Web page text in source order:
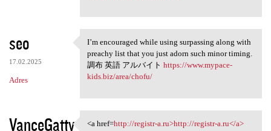
seo
17.02.2025
Adres
I’m encouraged while using
I’m encouraged while using surpassing along with
preachy list that you just adorn such minor timing.
調布 英語 アルバイト https://www.mypace-
kids.biz/area/chofu/
VanceGatty <a href=http://registr-a.ru>http://registr-a.ru</a>